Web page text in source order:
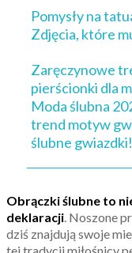
Pomysły na
Zdjęcia, które
Zaręczynowe
pierścionki dla
Moda ślubna
trend motyw
ślubne gwiazdki!
Obrączki ślubne to
deklaracji. Noszone
dziś znajdują swoje